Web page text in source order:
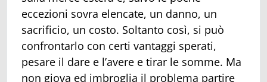
eccezioni sovra elencate, un danno, un
sacrificio, un costo. Soltanto così, si può
confrontarlo con certi vantaggi sperati,
pesare il dare e l’avere e tirar le somme. Ma
non giova ed imbroglia il problema partire